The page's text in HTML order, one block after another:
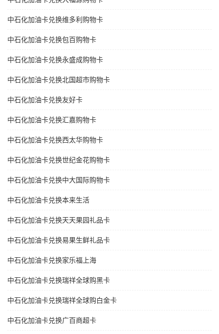
中石化加油卡兑换维多利购物卡
中石化加油卡兑换包百购物卡
中石化加油卡兑换永盛成购物卡
中石化加油卡兑换北国超市购物卡
中石化加油卡兑换友好卡
中石化加油卡兑换汇嘉购物卡
中石化加油卡兑换西太华购物卡
中石化加油卡兑换世纪金花购物卡
中石化加油卡兑换中大国际购物卡
中石化加油卡兑换本来生活
中石化加油卡兑换天天果园礼品卡
中石化加油卡兑换易果生鲜礼品卡
中石化加油卡兑换家乐福上海
中石化加油卡兑换瑞祥全球购黑卡
中石化加油卡兑换瑞祥全球购白金卡
中石化加油卡兑换广百商超卡